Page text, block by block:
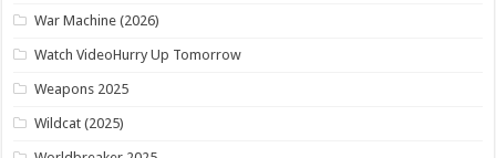
War Machine (2026)
Watch VideoHurry Up Tomorrow
Weapons 2025
Wildcat (2025)